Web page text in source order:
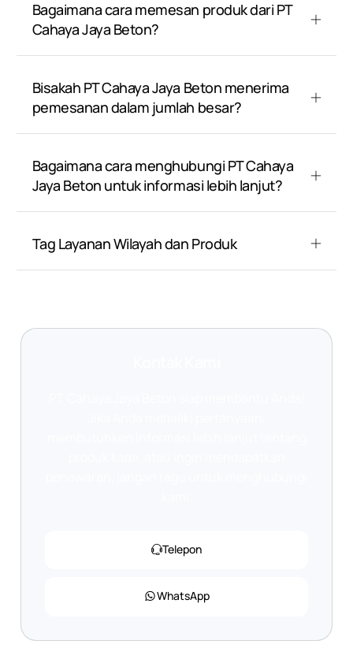
Bagaimana cara memesan produk dari PT
Cahaya Jaya Beton?
Bisakah PT Cahaya Jaya Beton menerima
pemesanan dalam jumlah besar?
Bagaimana cara menghubungi PT Cahaya
Jaya Beton untuk informasi lebih lanjut?
Tag Layanan Wilayah dan Produk
Telepon
WhatsApp